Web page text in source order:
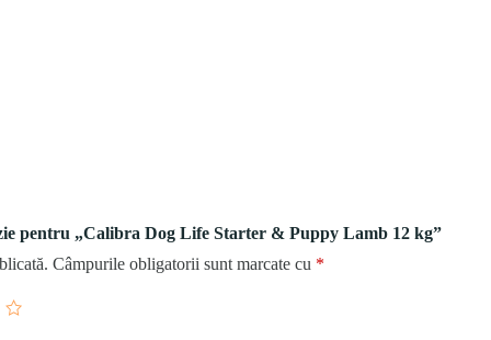
pentru „Calibra Dog Life Starter & Puppy Lamb 12 kg”
Câmpurile obligatorii sunt marcate cu *